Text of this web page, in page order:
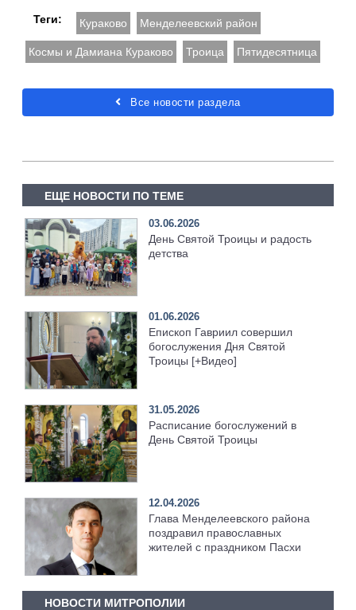
Теги: Кураково Менделеевский район
Космы и Дамиана Кураково Троица Пятидесятница
Все новости раздела
ЕЩЕ НОВОСТИ ПО ТЕМЕ
03.06.2026
День Святой Троицы и радость
детства
01.06.2026
Епископ Гавриил совершил
богослужения Дня Святой
Троицы [+Видео]
31.05.2026
Расписание богослужений в
День Святой Троицы
12.04.2026
Глава Менделеевского района
поздравил православных
жителей с праздником Пасхи
НОВОСТИ МИТРОПОЛИИ